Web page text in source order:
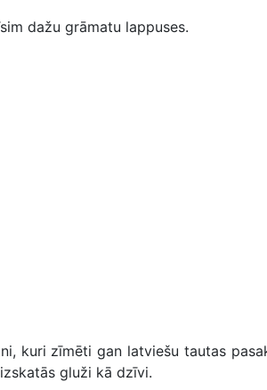
dažu grāmatu lappuses.
kuri zīmēti gan latviešu tautas
gluži kā dzīvi.